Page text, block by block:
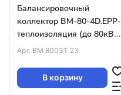
Балансировочный
коллектор BM-80-4D.EPP-
теплоизоляция (до 80кВт
п/к G1¼″, 3 конт
Арт. BM 8003T 23
В корзину